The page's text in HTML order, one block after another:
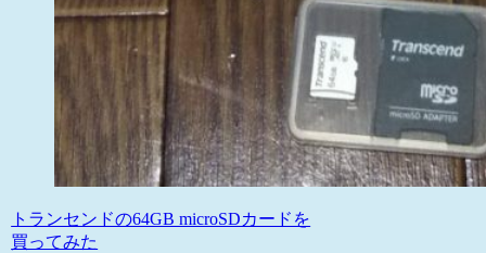
トランセンドの64GB microSDカードを
買ってみた